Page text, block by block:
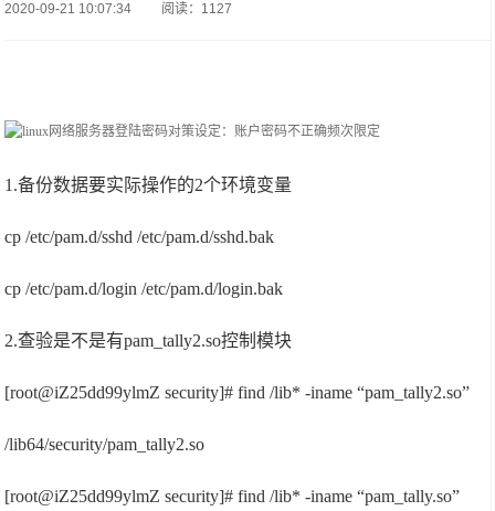
2020-09-21 10:07:34 阅读：1127
1.备份数据要实际操作的2个环境变量
cp /etc/pam.d/sshd /etc/pam.d/sshd.bak
cp /etc/pam.d/login /etc/pam.d/login.bak
2.查验是不是有pam_tally2.so控制模块
[root@iZ25dd99ylmZ security]# find /lib* -iname “pam_tally2.so”
/lib64/security/pam_tally2.so
[root@iZ25dd99ylmZ security]# find /lib* -iname “pam_tally.so”